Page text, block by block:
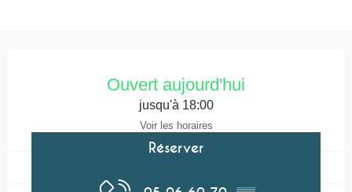
Ouvert aujourd'hui
jusqu'à 18:00
Voir les horaires
Réserver